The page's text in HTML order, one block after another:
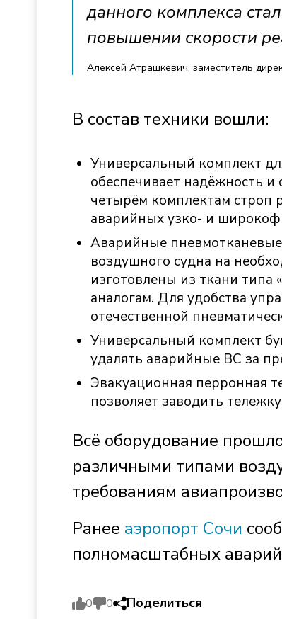
данного комплекса
повышении скорости
Алексей Атрашкевич, заместитель
В состав техники вошли:
Универсальный комплект
обеспечивает надёжность
четырём комплектам строп
аварийных узко- и
Аварийные
воздушного судна на
изготовлены из ткани типа
аналогам. Для удобства
отечественной
Универсальный комплект
удалять аварийные ВС за
Эвакуационная перронная
позволяет заводить
Всё оборудование
различными типами
требованиям
Ранее аэропорт Сочи
полномасштабных
0 0 Поделиться